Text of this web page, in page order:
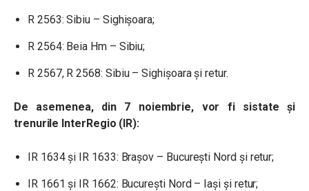
R 2563: Sibiu – Sighișoara;
R 2564: Beia Hm – Sibiu;
R 2567, R 2568: Sibiu – Sighișoara și retur.
De asemenea, din 7 noiembrie, vor fi sistate și
trenurile InterRegio (IR):
IR 1634 și IR 1633: Brașov – București Nord și retur;
IR 1661 și IR 1662: București Nord – Iași și retur;